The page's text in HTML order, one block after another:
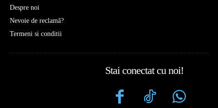
Despre noi
Nevoie de reclamă?
Termeni si conditii
Stai conectat cu noi!